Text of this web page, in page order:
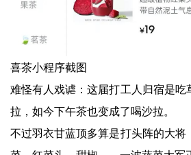
喜茶小程序截图
难怪有人戏谑：这届打工人归宿是吃
拉，如今下午茶也变成了喝沙拉。
不过羽衣甘蓝顶多算是打头阵的大将